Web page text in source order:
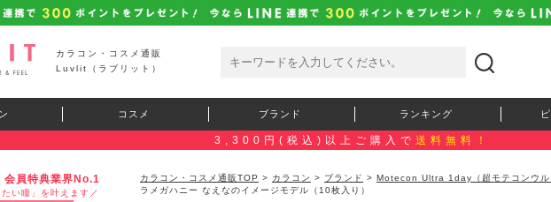
カラコン・コスメ通販
Luvlit（ラブリット）
コスメ ブランド ランキング
3,300円(税込)以上ご購入で 送料無料！
会員特典業界No.1
い瞳」を叶えます／
カラコン・コスメ通販TOP > カラコン > ブランド > Motecon Ultra 1day（超モテコンウル
ラメガハニー なえなのイメージモデル（10枚入り）